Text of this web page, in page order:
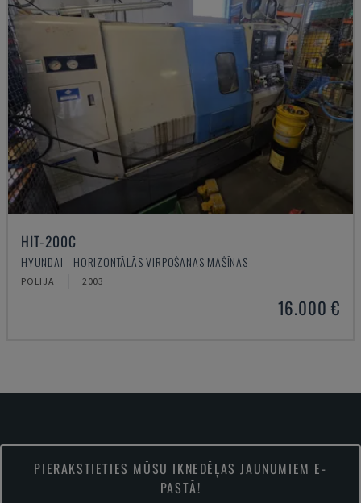
HIT-200C
HYUNDAI - HORIZONTĀLĀS VIRPOŠANAS MAŠĪNAS
POLIJA 2003
16.000 €
PIERAKSTIETIES MŪSU IKNEDĒĻAS JAUNUMIEM E-
PASTĀ!